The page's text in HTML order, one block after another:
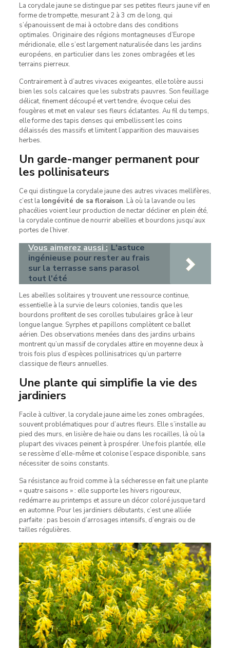
La corydale jaune se distingue par ses petites fleurs jaune vif en
forme de trompette, mesurant 2 à 3 cm de long, qui
s’épanouissent de mai à octobre dans des conditions
optimales. Originaire des régions montagneuses d’Europe
méridionale, elle s’est largement naturalisée dans les jardins
européens, en particulier dans les zones ombragées et les
terrains pierreux.
Contrairement à d’autres vivaces exigeantes, elle tolère aussi
bien les sols calcaires que les substrats pauvres. Son feuillage
délicat, finement découpé et vert tendre, évoque celui des
fougères et met en valeur ses fleurs éclatantes. Au fil du temps,
elle forme des tapis denses qui embellissent les coins
délaissés des massifs et limitent l’apparition des mauvaises
herbes.
Un garde-manger permanent pour
les pollinisateurs
Ce qui distingue la corydale jaune des autres vivaces mellifères,
c’est la longévité de sa floraison. Là où la lavande ou les
phacélies voient leur production de nectar décliner en plein été,
la corydale continue de nourrir abeilles et bourdons jusqu’aux
portes de l’hiver.
Vous aimerez aussi : L'astuce
ingénieuse pour rester au frais
sur la terrasse sans parasol
tout l'été
Les abeilles solitaires y trouvent une ressource continue,
essentielle à la survie de leurs colonies, tandis que les
bourdons profitent de ses corolles tubulaires grâce à leur
longue langue. Syrphes et papillons complètent ce ballet
aérien. Des observations menées dans des jardins urbains
montrent qu’un massif de corydales attire en moyenne deux à
trois fois plus d’espèces pollinisatrices qu’un parterre
classique de fleurs annuelles.
Une plante qui simplifie la vie des
jardiniers
Facile à cultiver, la corydale jaune aime les zones ombragées,
souvent problématiques pour d’autres fleurs. Elle s’installe au
pied des murs, en lisière de haie ou dans les rocailles, là où la
plupart des vivaces peinent à prospérer. Une fois plantée, elle
se ressème d’elle-même et colonise l’espace disponible, sans
nécessiter de soins constants.
Sa résistance au froid comme à la sécheresse en fait une plante
« quatre saisons » : elle supporte les hivers rigoureux,
redémarre au printemps et assure un décor coloré jusque tard
en automne. Pour les jardiniers débutants, c’est une alliée
parfaite : pas besoin d’arrosages intensifs, d’engrais ou de
tailles régulières.